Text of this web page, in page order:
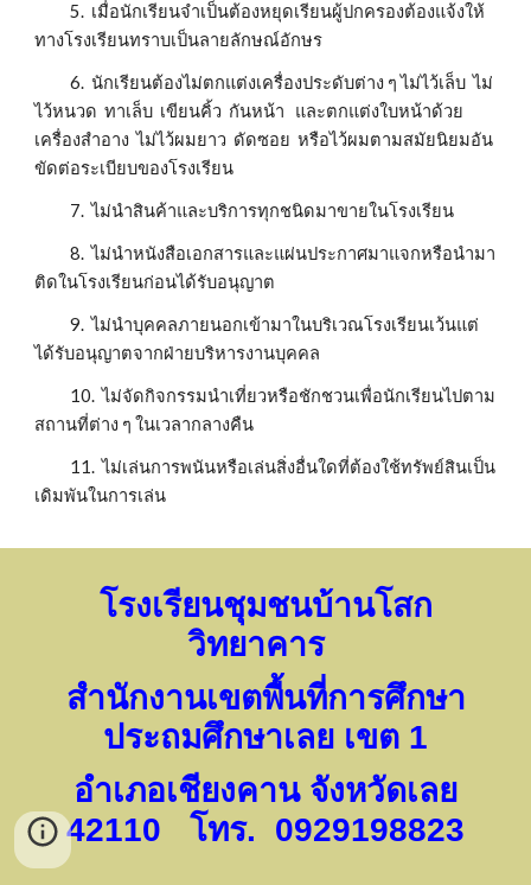
          5.  เมื่อนักเรียนจำเป็นต้องหยุดเรียนผู้ปกครองต้องแจ้งให้
ทางโรงเรียนทราบเป็นลายลักษณ์อักษร
          6.  นักเรียนต้องไม่ตกแต่งเครื่องประดับต่าง ๆ ไม่ไว้เล็บ  ไม่
ไว้หนวด  ทาเล็บ  เขียนคิ้ว  กันหน้า   และตกแต่งใบหน้าด้วย
เครื่องสำอาง  ไม่ไว้ผมยาว  ดัดซอย  หรือไว้ผมตามสมัยนิยมอัน
ขัดต่อระเบียบของโรงเรียน
          7.  ไม่นำสินค้าและบริการทุกชนิดมาขายในโรงเรียน
          8.  ไม่นำหนังสือเอกสารและแผ่นประกาศมาแจกหรือนำมา
ติดในโรงเรียนก่อนได้รับอนุญาต
          9.  ไม่นำบุคคลภายนอกเข้ามาในบริเวณโรงเรียนเว้นแต่
ได้รับอนุญาตจากฝ่ายบริหารงานบุคคล
สถานที่ต่าง ๆ ในเวลากลางคืน
เดิมพันในการเล่น
โรงเรียนชุมชนบ้านโสก
วิทยาคาร
สำนักงานเขตพื้นที่การศึกษา
ประถมศึกษาเลย เขต 1
อำเภอเชียงคาน จังหวัดเลย
42110 โทร. 0929198823